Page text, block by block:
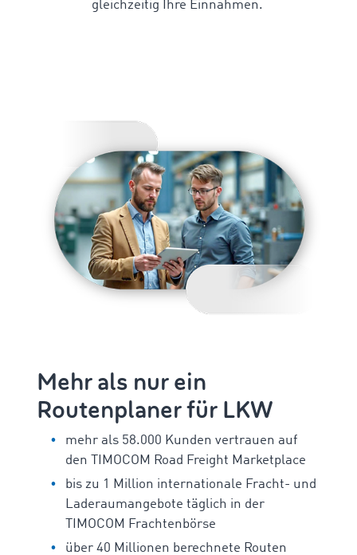
gleichzeitig Ihre Einnahmen.
Mehr als nur ein
Routenplaner für LKW
mehr als 58.000 Kunden vertrauen auf
den TIMOCOM Road Freight Marketplace
bis zu 1 Million internationale Fracht- und
Laderaumangebote täglich in der
TIMOCOM Frachtenbörse
über 40 Millionen berechnete Routen